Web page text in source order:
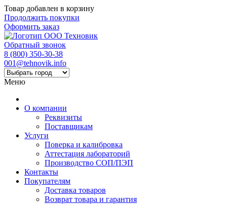
Товар добавлен в корзину
Продолжить покупки
Оформить заказ
Обратный звонок
8 (800) 350-30-38
001@tehnovik.info
Меню
О компании
Реквизиты
Поставщикам
Услуги
Поверка и калибровка
Аттестация лабораторий
Производство СОП/ПЭП
Контакты
Покупателям
Доставка товаров
Возврат товара и гарантия